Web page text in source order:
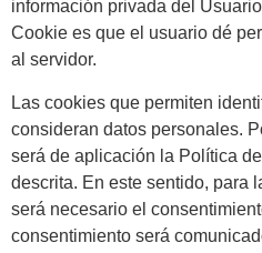
información privada del
Cookie es que el usuario dé
al servidor.
Las cookies que permiten
consideran datos personales.
será de aplicación la Política
descrita. En este sentido, para
será necesario el
consentimiento será